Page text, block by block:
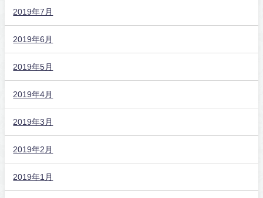
2019年7月
2019年6月
2019年5月
2019年4月
2019年3月
2019年2月
2019年1月